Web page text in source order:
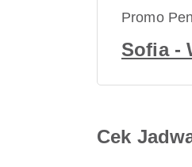
Promo
Sofia -
Cek